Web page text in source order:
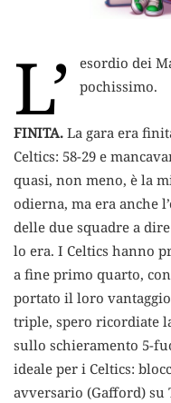
L’
esordio dei
pochissimo.
FINITA. La gara era
Celtics: 58-29 e
quasi, non meno, è la
odierna, ma era anche
delle due squadre a
lo era. I Celtics hanno
a fine primo quarto,
portato il loro
triple, spero ricordiate
sullo schieramento 5-
ideale per i Celtics:
avversario (Gafford) su